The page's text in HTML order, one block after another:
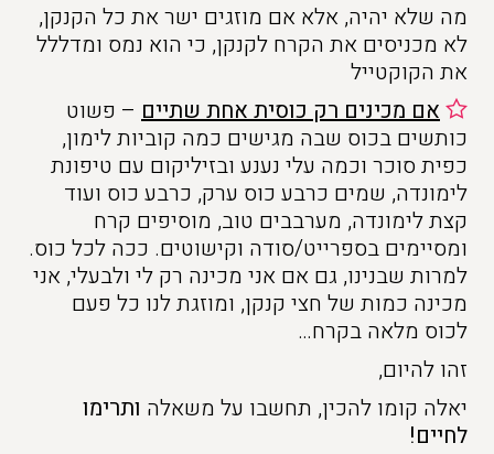
מה שלא יהיה, אלא אם מוזגים ישר את כל הקנקן,
לא מכניסים את הקרח לקנקן, כי הוא נמס ומדללל
את הקוקטייל
אם מכינים רק כוסית אחת שתיים – פשוט
כותשים בכוס שבה מגישים כמה קוביות לימון,
כפית סוכר וכמה עלי נענע ובזיליקום עם טיפונת
לימונדה, שמים כרבע כוס ערק, כרבע כוס ועוד
קצת לימונדה, מערבבים טוב, מוסיפים קרח
ומסיימים בספרייט/סודה וקישוטים. ככה לכל כוס.
למרות שבנינו, גם אם אני מכינה רק לי ולבעלי, אני
מכינה כמות של חצי קנקן, ומוזגת לנו כל פעם
לכוס מלאה בקרח…
זהו להיום,
יאלה קומו להכין, תחשבו על משאלה ותרימו
לחיים!